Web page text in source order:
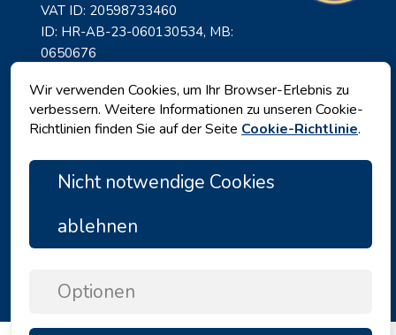
VAT ID: 20598733460
ID: HR-AB-23-060130534, MB:
0650676
Copyright © 2026 by Angelina Tours d.o.o.
Wir verwenden Cookies, um Ihr Browser-Erlebnis zu
verbessern. Weitere Informationen zu unseren Cookie-
Richtlinien finden Sie auf der Seite Cookie-Richtlinie.
Nicht notwendige Cookies
ablehnen
Optionen